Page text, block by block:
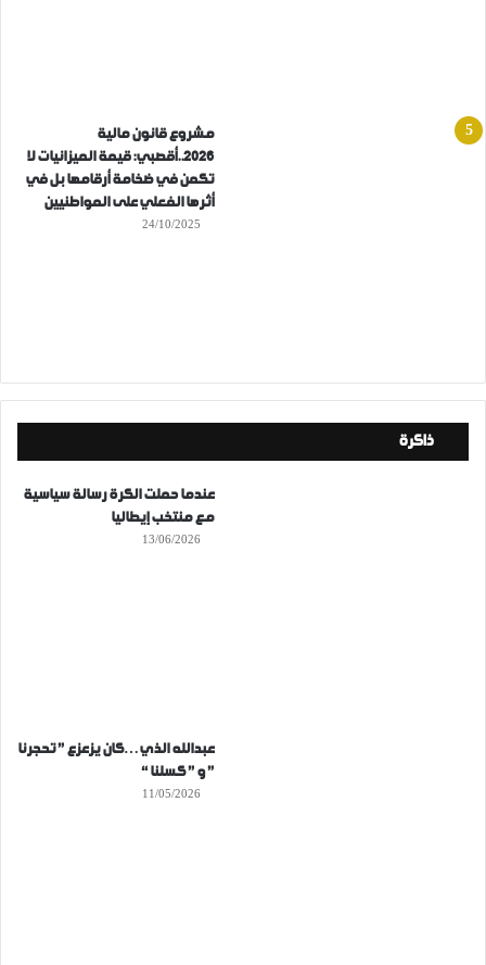
مشروع قانون مالية
2026..أقصبي: قيمة الميزانيات لا
تكمن في ضخامة أرقامها بل في
أثرها الفعلي على المواطنيين
24/10/2025
ذاكرة
عندما حملت الكرة رسالة سياسية
مع منتخب إيطاليا
13/06/2026
عبدالله الذي…كان يزعزع ” تحجرنا
” و ” كسلنا “
11/05/2026